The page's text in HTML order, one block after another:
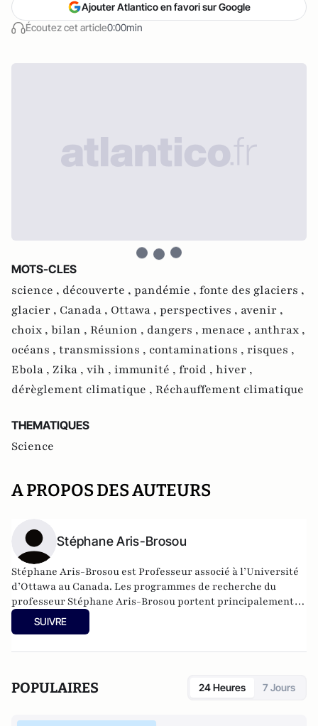
Écoutez cet article0:00min
Ajouter Atlantico en favori sur Google
MOTS-CLES
science , découverte , pandémie , fonte des glaciers ,
glacier , Canada , Ottawa , perspectives , avenir ,
choix , bilan , Réunion , dangers , menace , anthrax ,
océans , transmissions , contaminations , risques ,
Ebola , Zika , vih , immunité , froid , hiver ,
dérèglement climatique , Réchauffement climatique
THEMATIQUES
Science
A PROPOS DES AUTEURS
Stéphane Aris-Brosou
Stéphane Aris-Brosou est Professeur associé à l’Université
d’Ottawa au Canada. Les programmes de recherche du
professeur Stéphane Aris-Brosou portent principalement
sur diverses questions portant sur la bioinformatique et
l'évolution moléculaire, avec un intérêt particulier porté à
SUIVRE
POPULAIRES 24 Heures 7 Jours